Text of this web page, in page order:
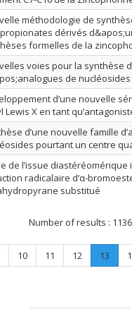
méthodologie de
dérivés
formelles de la
voies pour la synthèse
de nucléosides
d’une nouvelle
Lewis X en tant
d’une nouvelle famille
pourtant un centre
de l’issue diastéréomérique
radicalaire d’α-
substitué
Number of results : 1136
Page
10 Page
11 Page
12 Page
13